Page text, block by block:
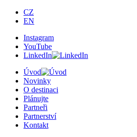
CZ
EN
Instagram
YouTube
LinkedIn
Úvod
Novinky
O destinaci
Plánujte
Partneři
Partnerství
Kontakt